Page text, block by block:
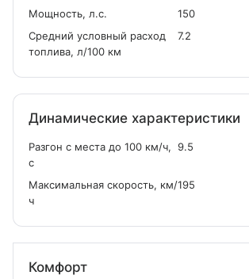
Мощность, л.с.
150
Средний условный расход
топлива, л/100 км
7.2
Динамические характеристики
Разгон с места до 100 км/ч,
с
9.5
Максимальная скорость, км/
ч
195
Комфорт